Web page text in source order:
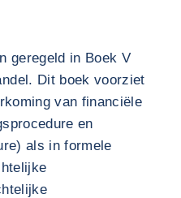
geregeld in Boek V
Dit boek voorziet
van financiële
en
als in formele